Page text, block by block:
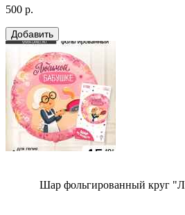
500 р.
Шар фольгированный круг